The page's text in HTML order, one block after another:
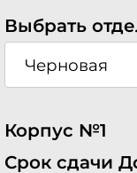
Выбрать
Корпус №1
Срок сдачи